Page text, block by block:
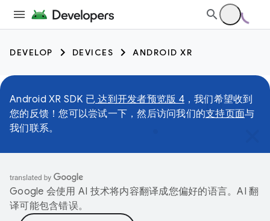
DEVELOP DEVICES ANDROID XR
Android XR SDK 已 达到开发者预览版 4，我们希望收到
您的反馈！您可以尝试一下，然后访问我们的支持页面与
我们联系。
Google 会使用 AI 技术将内容翻译成您偏好的语言。AI 翻
译可能包含错误。